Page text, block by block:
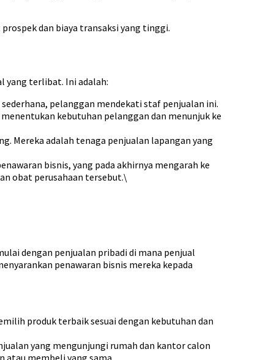
dan biaya transaksi yang tinggi.
yang terlibat. Ini adalah:
pelanggan mendekati staf penjualan ini.
kebutuhan pelanggan dan menunjuk ke
Mereka adalah tenaga penjualan lapangan yang
bisnis, yang pada akhirnya mengarah ke
obat perusahaan tersebut.\
dengan penjualan pribadi di mana penjual
penawaran bisnis mereka kepada
produk terbaik sesuai dengan kebutuhan dan
yang mengunjungi rumah dan kantor calon